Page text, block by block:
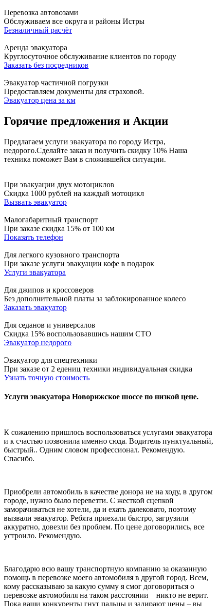
Перевозка автовозами
Обслуживаем все округа и районы Истры
Безналичный расчёт
Аренда эвакуатора
Круглосуточное обслуживание клиентов по городу
Заказать без посредников
Эвакуатор частичной погрузки
Предоставляем документы для страховой.
Эвакуатор цена за км
Горячие предложения и Акции
Предлагаем услуги эвакуатора по городу Истра,
недорого.Сделайте заказ и получить скидку 10% Наша
техника поможет Вам в сложившейся ситуации.
При эвакуации двух мотоциклов
Скидка 1000 рублей на каждый мотоцикл
Вызвать эвакуатор
Малогабаритный транспорт
При заказе скидка 15% от 100 км
Показать телефон
Для легкого кузовного транспорта
При заказе услуги эвакуации кофе в подарок
Услуги эвакуатора
Для джипов и кроссоверов
Без дополнительной платы за заблокированное колесо
Заказать эвакуатор
Для седанов и универсалов
Скидка 15% воспользовавшись нашим СТО
Эвакуатор недорого
Эвакуатор для спецтехники
При заказе от 2 едениц техники индивидуальная скидка
Узнать точную стоимость
Услуги эвакуатора Новорижское шоссе по низкой цене.
К сожалению пришлось воспользоваться услугами эвакуатора
и к счастью позвонила именно сюда. Водитель пунктуальный,
быстрый.. Одним словом профессионал. Рекомендую.
Спасибо.
Приобрели автомобиль в качестве донора не на ходу, в другом
городе, нужно было перевезти. С жесткой сцепкой
заморачиваться не хотели, да и ехать далековато, поэтому
вызвали эвакуатор. Ребята приехали быстро, загрузили
аккуратно, довезли без проблем. По цене договорились, все
устроило. Рекомендую.
Благодарю всю вашу транспортную компанию за оказанную
помощь в перевозке моего автомобиля в другой город. Всем,
кому рассказываю за какую сумму я смог договориться о
перевозке автомобиля на таком расстоянии – никто не верит.
Пока ваши конкуренты гнут пальцы и задирают цены – вы